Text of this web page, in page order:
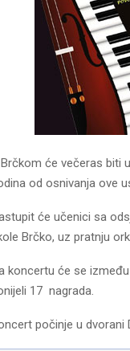
će večeras biti
od osnivanja ove
će učenici sa
Brčko, uz pratnju
koncertu će se
17 nagrada.
počinje u dvorani